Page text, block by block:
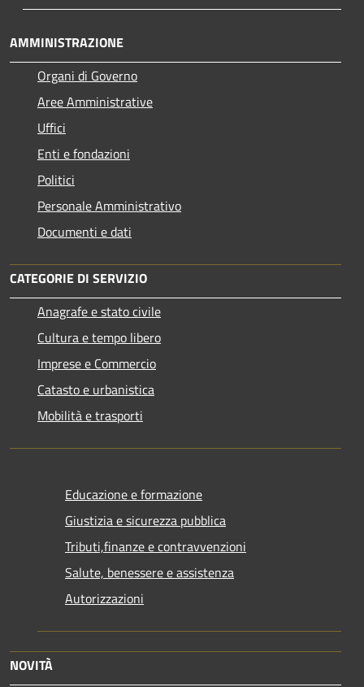
AMMINISTRAZIONE
Organi di Governo
Aree Amministrative
Uffici
Enti e fondazioni
Politici
Personale Amministrativo
Documenti e dati
CATEGORIE DI SERVIZIO
Anagrafe e stato civile
Cultura e tempo libero
Imprese e Commercio
Catasto e urbanistica
Mobilità e trasporti
Educazione e formazione
Giustizia e sicurezza pubblica
Tributi,finanze e contravvenzioni
Salute, benessere e assistenza
Autorizzazioni
NOVITÀ